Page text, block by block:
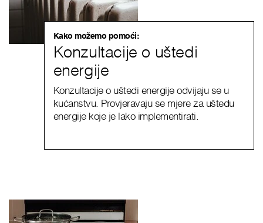
Kako možemo pomoći:
Konzultacije o uštedi
energije
Konzultacije o uštedi energije odvijaju se u
kućanstvu. Provjeravaju se mjere za uštedu
energije koje je lako implementirati.